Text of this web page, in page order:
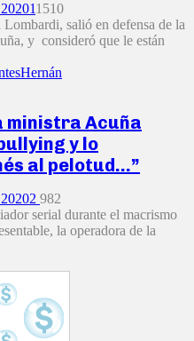
11510
salió en defensa de la
y consideró que le están
Hernán
ministra Acuña
y lo
al pelotud…”
2 982
serial durante el macrismo
la operadora de la